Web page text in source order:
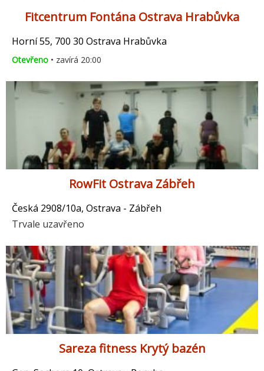
Fitcentrum Fontána Ostrava Hrabůvka
Horní 55, 700 30 Ostrava Hrabůvka
Otevřeno • zavírá 20:00
RowFit Ostrava Zábřeh
Česká 2908/10a, Ostrava - Zábřeh
Trvale uzavřeno
Sareza fitness Krytý bazén